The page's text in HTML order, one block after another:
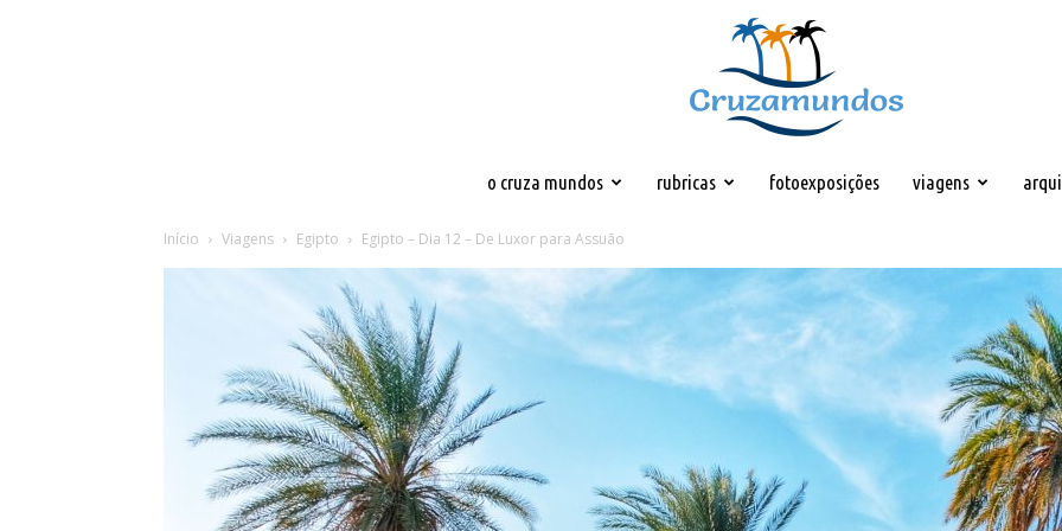
o cruza mundos rubricas fotoexposições viagens
Início Viagens Egipto Egipto – Dia 12 – De Luxor para Assuão